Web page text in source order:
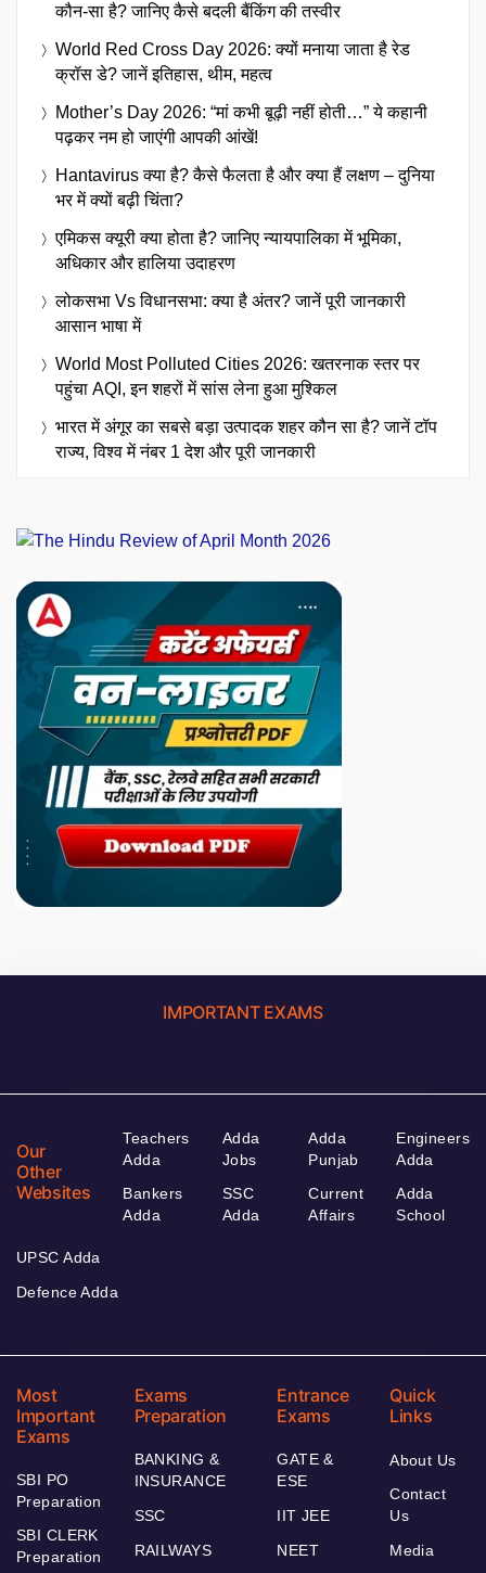
कौन-सा है? जानिए कैसे बदली बैंकिंग की तस्वीर
World Red Cross Day 2026: क्यों मनाया जाता है रेड
क्रॉस डे? जानें इतिहास, थीम, महत्व
Mother’s Day 2026: “मां कभी बूढ़ी नहीं होती…” ये कहानी
पढ़कर नम हो जाएंगी आपकी आंखें!
Hantavirus क्या है? कैसे फैलता है और क्या हैं लक्षण – दुनिया
भर में क्यों बढ़ी चिंता?
एमिकस क्यूरी क्या होता है? जानिए न्यायपालिका में भूमिका,
अधिकार और हालिया उदाहरण
लोकसभा Vs विधानसभा: क्या है अंतर? जानें पूरी जानकारी
आसान भाषा में
World Most Polluted Cities 2026: खतरनाक स्तर पर
पहुंचा AQI, इन शहरों में सांस लेना हुआ मुश्किल
भारत में अंगूर का सबसे बड़ा उत्पादक शहर कौन सा है? जानें टॉप
राज्य, विश्व में नंबर 1 देश और पूरी जानकारी
IMPORTANT EXAMS
Our
Other
Websites
Teachers
Adda
Bankers
Adda
Adda
Jobs
SSC
Adda
Adda
Punjab
Current
Affairs
Engineers
Adda
Adda
School
UPSC Adda
Defence Adda
Most
Important
Exams
SBI PO
Preparation
SBI CLERK
Preparation
Exams
Preparation
BANKING &
INSURANCE
SSC
RAILWAYS
Entrance
Exams
GATE &
ESE
IIT JEE
NEET
Quick
Links
About Us
Contact
Us
Media